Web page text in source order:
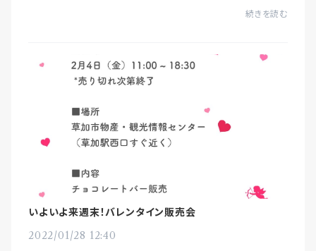
ORKになじんでいました♪カカオの皮むきは、1時間集中
続きを読む
いよいよ来週末！バレンタイン販売会
2022/01/28 12:40